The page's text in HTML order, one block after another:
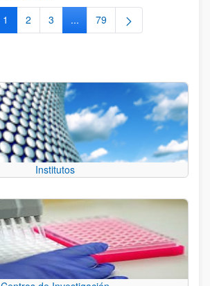
Página
1 Página
2 Página
3 ...Páginas intermedias Use TAB
Página
79
Institutos